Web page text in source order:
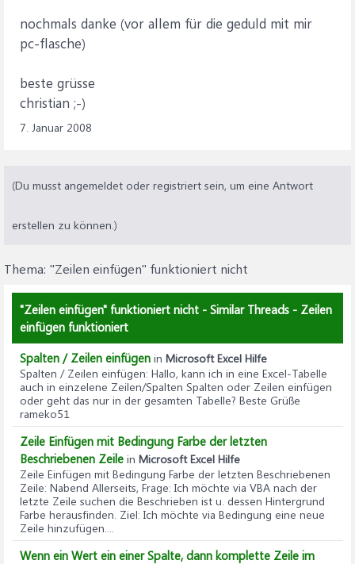
nochmals danke (vor allem für die geduld mit mir
pc-flasche)
beste grüsse
christian ;-)
7. Januar 2008
(Du musst angemeldet oder registriert sein, um eine Antwort
erstellen zu können.)
Thema: "Zeilen einfügen" funktioniert nicht
"Zeilen einfügen" funktioniert nicht - Similar Threads - Zeilen
einfügen funktioniert
Spalten / Zeilen einfügen in Microsoft Excel Hilfe
Spalten / Zeilen einfügen: Hallo, kann ich in eine Excel-Tabelle
auch in einzelene Zeilen/Spalten Spalten oder Zeilen einfügen
oder geht das nur in der gesamten Tabelle? Beste Grüße
rameko51
Zeile Einfügen mit Bedingung Farbe der letzten
Beschriebenen Zeile in Microsoft Excel Hilfe
Zeile Einfügen mit Bedingung Farbe der letzten Beschriebenen
Zeile: Nabend Allerseits, Frage: Ich möchte via VBA nach der
letzte Zeile suchen die Beschrieben ist u. dessen Hintergrund
Farbe herausfinden. Ziel: Ich möchte via Bedingung eine neue
Zeile hinzufügen....
Wenn ein Wert ein einer Spalte, dann komplette Zeile im